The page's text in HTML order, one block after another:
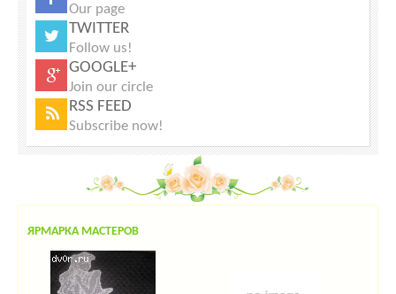
Our page
TWITTER
Follow us!
GOOGLE+
Join our circle
RSS FEED
Subscribe now!
ЯРМАРКА МАСТЕРОВ